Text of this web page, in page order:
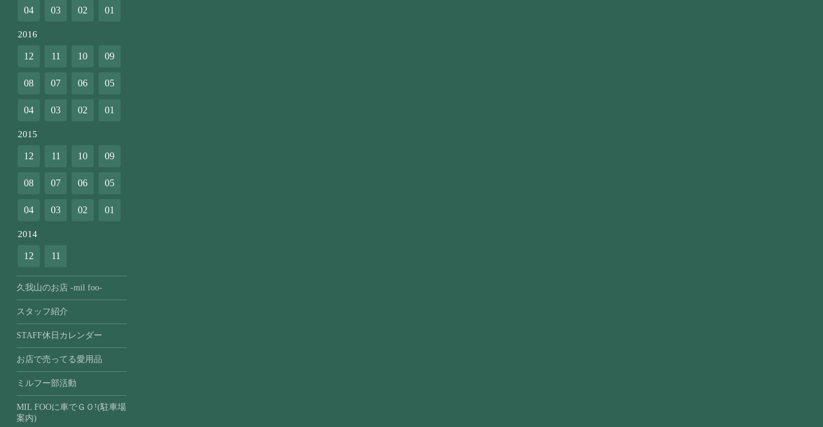
04 03 02 01
2016
12 11 10 09
08 07 06 05
04 03 02 01
2015
12 11 10 09
08 07 06 05
04 03 02 01
2014
12 11
久我山のお店 -mil foo-
スタッフ紹介
STAFF休日カレンダー
お店で売ってる愛用品
ミルフー部活動
MIL FOOに車でＧＯ!(駐車場
案内)